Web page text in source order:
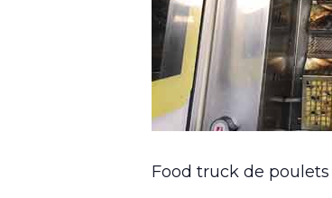
Food truck de